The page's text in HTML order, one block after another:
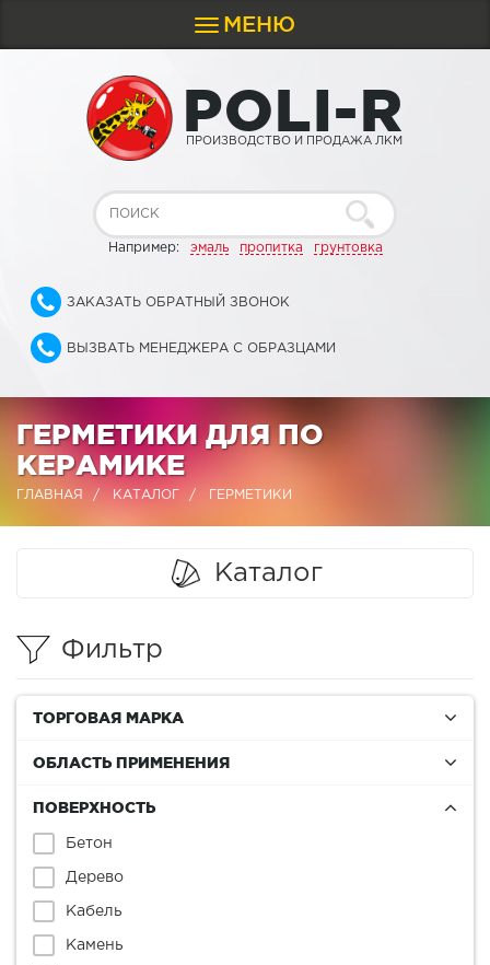
Toggle
navigation
МЕНЮ
POLI-R
ПРОИЗВОДСТВО И ПРОДАЖА ЛКМ
Например: эмаль пропитка грунтовка
ЗАКАЗАТЬ ОБРАТНЫЙ ЗВОНОК
ВЫЗВАТЬ МЕНЕДЖЕРА С ОБРАЗЦАМИ
ГЕРМЕТИКИ ДЛЯ ПО
КЕРАМИКЕ
ГЛАВНАЯ КАТАЛОГ ГЕРМЕТИКИ
Каталог
Фильтр
ТОРГОВАЯ МАРКА
ОБЛАСТЬ ПРИМЕНЕНИЯ
ПОВЕРХНОСТЬ
Бетон
Дерево
Кабель
Камень